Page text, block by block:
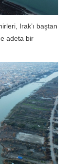
Irak’ı baştan
adeta bir